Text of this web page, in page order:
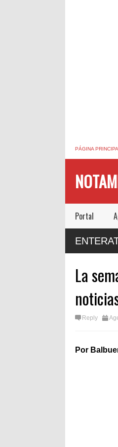
PÁGINA
Portal
El presidente Luis Abinader hará
La
Reply
Por